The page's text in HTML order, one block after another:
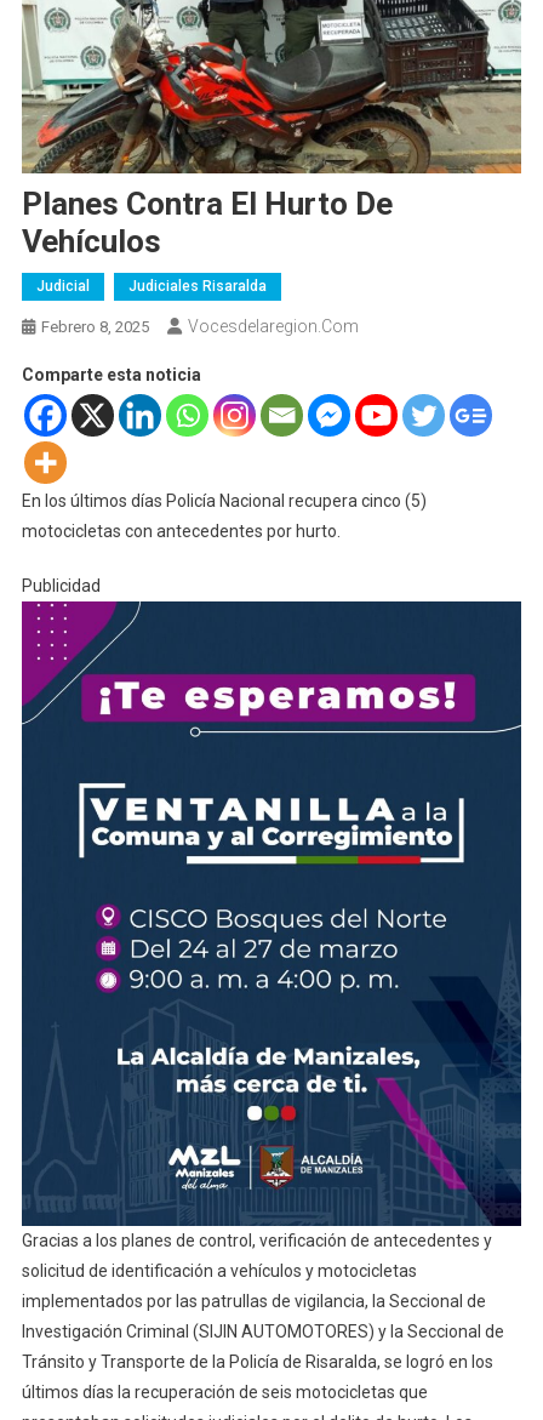
Planes Contra El Hurto De
Vehículos
Judicial Judiciales Risaralda
Febrero 8, 2025 Vocesdelaregion.com
Comparte esta noticia
En los últimos días Policía Nacional recupera cinco (5)
motocicletas con antecedentes por hurto.
Publicidad
Gracias a los planes de control, verificación de antecedentes y
solicitud de identificación a vehículos y motocicletas
implementados por las patrullas de vigilancia, la Seccional de
Investigación Criminal (SIJIN AUTOMOTORES) y la Seccional de
Tránsito y Transporte de la Policía de Risaralda, se logró en los
últimos días la recuperación de seis motocicletas que